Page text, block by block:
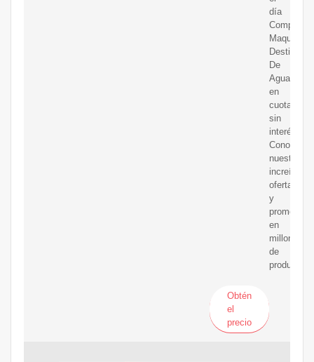
día
Comprá
Maquina
Destiladora
De
Agua
en
cuotas
sin
interés!
Conocé
nuestras
increíbles
ofertas
y
en
millones
de
productos.
Obtén
el
precio